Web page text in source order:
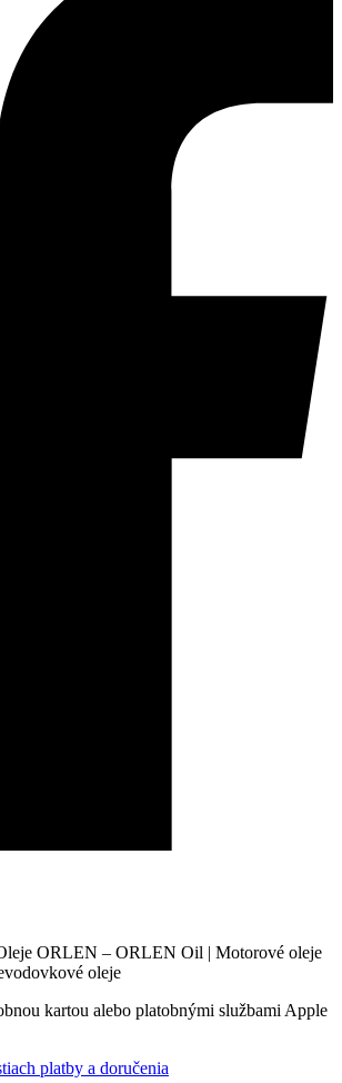
kartou alebo platobnými službami Apple
platby a doručenia